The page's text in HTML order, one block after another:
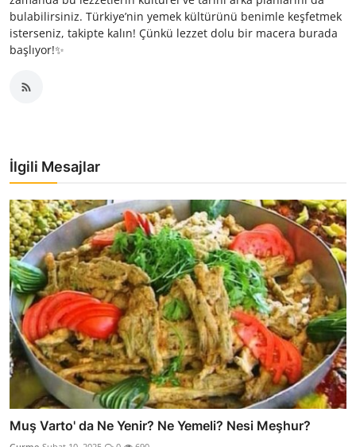
bulabilirsiniz. Türkiye’nin yemek kültürünü benimle keşfetmek
isterseniz, takipte kalın! Çünkü lezzet dolu bir macera burada
başlıyor!✨
İlgili Mesajlar
Muş Varto' da Ne Yenir? Ne Yemeli? Nesi Meşhur?